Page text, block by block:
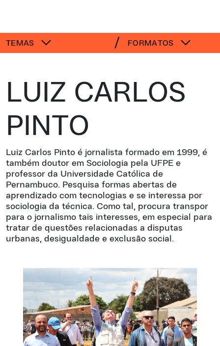
TEMAS FORMATOS
LUIZ CARLOS
PINTO
Luiz Carlos Pinto é jornalista formado em 1999, é
também doutor em Sociologia pela UFPE e
professor da Universidade Católica de
Pernambuco. Pesquisa formas abertas de
aprendizado com tecnologias e se interessa por
sociologia da técnica. Como tal, procura transpor
para o jornalismo tais interesses, em especial para
tratar de questões relacionadas a disputas
urbanas, desigualdade e exclusão social.